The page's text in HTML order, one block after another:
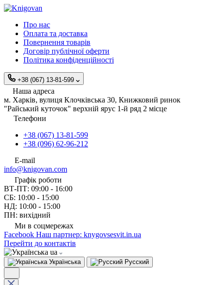
Про нас
Оплата та доставка
Повернення товарів
Договір публічної оферти
Політика конфіденційності
+38 (067) 13-81-599
Наша адреса
м. Харків, вулиця Клочківська 30, Книжковий ринок
"Райський куточок" верхній ярус 1-й ряд 2 місце
Телефони
+38 (067) 13-81-599
+38 (096) 62-96-212
E-mail
info@knigovan.com
Графік роботи
ВТ-ПТ: 09:00 - 16:00
СБ: 10:00 - 15:00
НД: 10:00 - 15:00
ПН: вихідний
Ми в соцмережах
Facebook Наш партнер: knygovsesvit.in.ua
Перейти до контактів
ua
Українська Русский